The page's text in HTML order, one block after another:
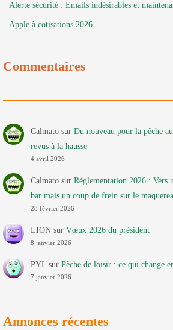
Alerte sécurité : Emails indésirables et
Apple à cotisations 2026
Commentaires
Calmatosur Du nouveau pour la pêche
revus à la hausse
4 avril 2026
Calmatosur Réglementation 2026 : Vers
bar mais un coup de frein sur le
28 février 2026
LIONsur Vœux 2026 du président
8 janvier 2026
PYLsur Pêche de loisir : ce qui change
7 janvier 2026
Annonces récentes